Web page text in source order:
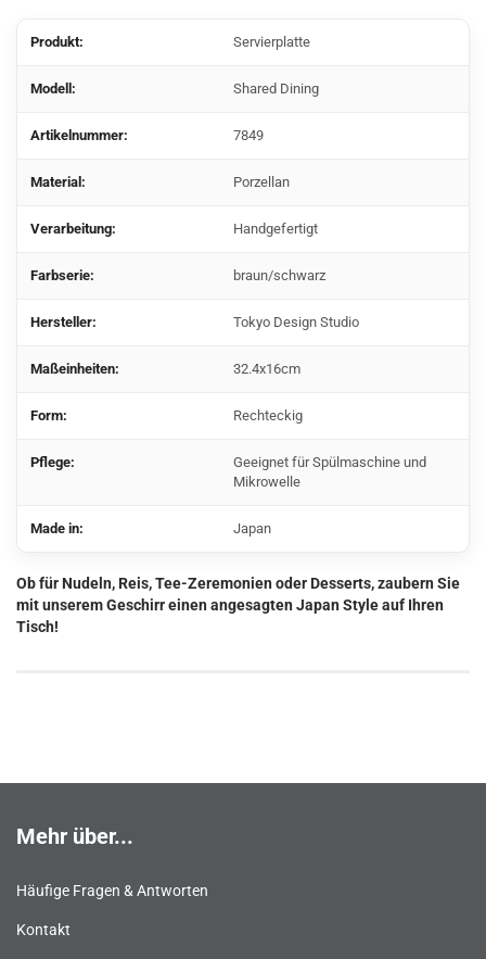
Produkt: Servierplatte
Modell: Shared Dining
Artikelnummer: 7849
Material: Porzellan
Verarbeitung: Handgefertigt
Farbserie: braun/schwarz
Hersteller: Tokyo Design Studio
Maßeinheiten: 32.4x16cm
Form: Rechteckig
Pflege:
Geeignet für Spülmaschine und
Mikrowelle
Made in: Japan
Ob für Nudeln, Reis, Tee-Zeremonien oder Desserts, zaubern Sie
mit unserem Geschirr einen angesagten Japan Style auf Ihren
Tisch!
Mehr über...
Häufige Fragen & Antworten
Kontakt